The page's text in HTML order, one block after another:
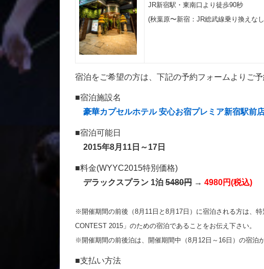
JR新宿駅・東南口より徒歩90秒
(秋葉原〜新宿：JR総武線乗り換えな
宿泊をご希望の方は、下記の予約フォームよりご予
■宿泊施設名
豪華カプセルホテル 安心お宿プレミア新宿駅前
■宿泊可能日
2015年8月11日～17日
■料金(WYYC2015特別価格)
デラックスプラン 1泊 5480円 → 4980円(税込)
※開催期間の前後（8月11日と8月17日）に宿泊される方は、
CONTEST 2015」のための宿泊であることをお伝え下さい。
※開催期間の前後泊は、開催期間中（8月12日～16日）の宿泊
■支払い方法